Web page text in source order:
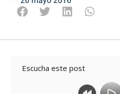
Escucha este post